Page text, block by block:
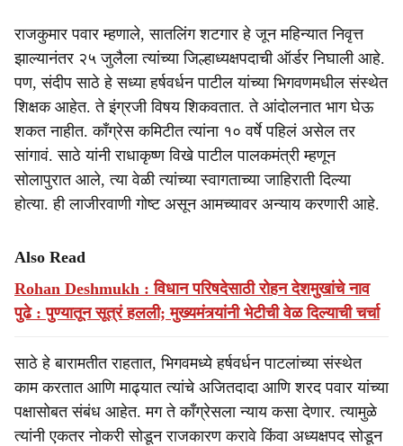
राजकुमार पवार म्हणाले, सातलिंग शटगार हे जून महिन्यात निवृत्त
झाल्यानंतर २५ जुलैला त्यांच्या जिल्हाध्यक्षपदाची ऑर्डर निघाली आहे.
पण, संदीप साठे हे सध्या हर्षवर्धन पाटील यांच्या भिगवणमधील संस्थेत
शिक्षक आहेत. ते इंग्रजी विषय शिकवतात. ते आंदोलनात भाग घेऊ
शकत नाहीत. काँग्रेस कमिटीत त्यांना १० वर्षे पहिलं असेल तर
सांगावं. साठे यांनी राधाकृष्ण विखे पाटील पालकमंत्री म्हणून
सोलापुरात आले, त्या वेळी त्यांच्या स्वागताच्या जाहिराती दिल्या
होत्या. ही लाजीरवाणी गोष्ट असून आमच्यावर अन्याय करणारी आहे.
Also Read
Rohan Deshmukh : विधान परिषदेसाठी रोहन देशमुखांचे नाव
पुढे : पुण्यातून सूत्रं हलली; मुख्यमंत्र्यांनी भेटीची वेळ दिल्याची चर्चा
साठे हे बारामतीत राहतात, भिगवमध्ये हर्षवर्धन पाटलांच्या संस्थेत
काम करतात आणि माढ्यात त्यांचे अजितदादा आणि शरद पवार यांच्या
पक्षासोबत संबंध आहेत. मग ते काँग्रेसला न्याय कसा देणार. त्यामुळे
त्यांनी एकतर नोकरी सोडून राजकारण करावे किंवा अध्यक्षपद सोडून